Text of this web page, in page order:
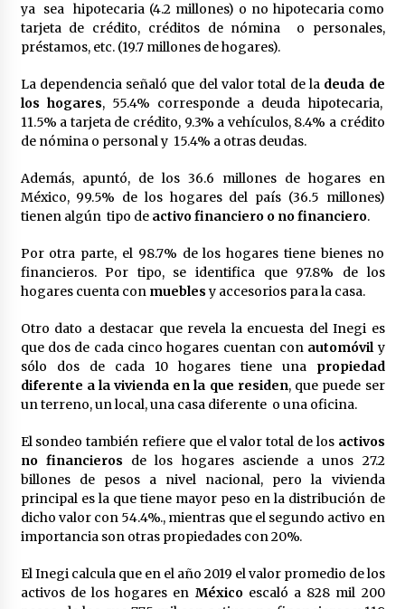
ya sea hipotecaria (4.2 millones) o no hipotecaria como
tarjeta de crédito, créditos de nómina o personales,
préstamos, etc. (19.7 millones de hogares).
La dependencia señaló que del valor total de la deuda de
los hogares, 55.4% corresponde a deuda hipotecaria,
11.5% a tarjeta de crédito, 9.3% a vehículos, 8.4% a crédito
de nómina o personal y 15.4% a otras deudas.
Además, apuntó, de los 36.6 millones de hogares en
México, 99.5% de los hogares del país (36.5 millones)
tienen algún tipo de activo financiero o no financiero.
Por otra parte, el 98.7% de los hogares tiene bienes no
financieros. Por tipo, se identifica que 97.8% de los
hogares cuenta con mueblesy accesorios para la casa.
Otro dato a destacar que revela la encuesta del Inegi es
que dos de cada cinco hogares cuentan con automóvily
sólo dos de cada 10 hogares tiene una propiedad
diferente a la vivienda en la que residen, que puede ser
un terreno, un local, una casa diferente o una oficina.
El sondeo también refiere que el valor total de los activos
no financieros de los hogares asciende a unos 27.2
billones de pesos a nivel nacional, pero la vivienda
principal es la que tiene mayor peso en la distribución de
dicho valor con 54.4%., mientras que el segundo activo en
importancia son otras propiedades con 20%.
El Inegi calcula que en el año 2019 el valor promedio de los
activos de los hogares en México escaló a 828 mil 200